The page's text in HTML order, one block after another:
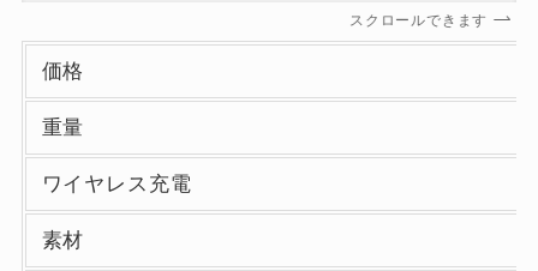
スクロールできます
価格
重量
ワイヤレス充電
素材